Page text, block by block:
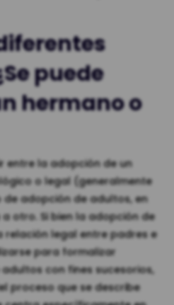
puede
hermano o
entre la adopción de un
o legal (generalmente
adopción de adultos, en
otro. Si bien la adopción de
relación legal entre padres e
para formalizar
con fines sucesorios,
proceso que se describe